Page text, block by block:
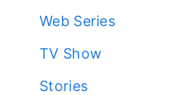
Web Series
TV Show
Stories